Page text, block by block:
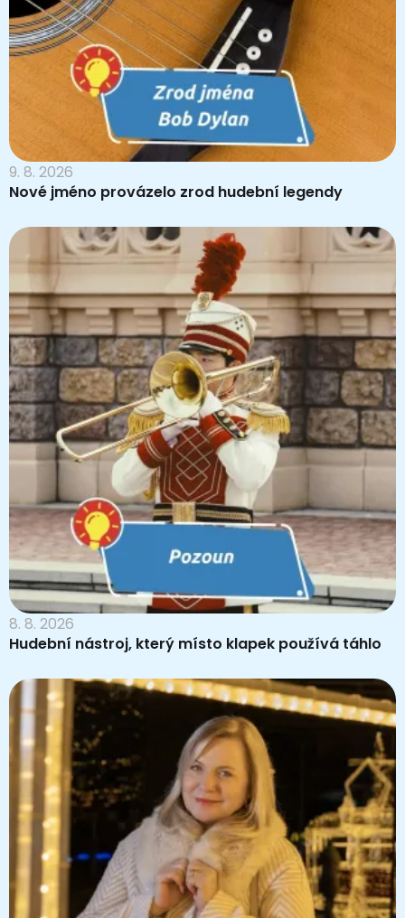
9. 8. 2026
Nové jméno provázelo zrod hudební legendy
8. 8. 2026
Hudební nástroj, který místo klapek používá táhlo